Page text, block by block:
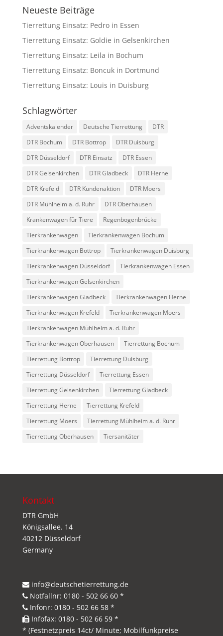
Neueste Beiträge
Tierrettung Einsatz: Pedro in Essen
Tierrettung Einsatz: Goldie in Gelsenkirchen
Tierrettung Einsatz: Leila in Bochum
Tierrettung Einsatz: Boncuk in Dortmund
Tierrettung Einsatz: Louis in Duisburg
Schlagwörter
Adventskalender Deutsche Tierrettung
DTR
DTR Bochum
DTR Bottrop
DTR Duisburg
DTR Düsseldorf
DTR Einsatz
DTR Essen
DTR Gelsenkirchen
DTR Gladbeck
DTR Herne
DTR Krefeld
DTR Kundenaktion
DTR Moers
DTR Mühlheim a. d. Ruhr
DTR Oberhausen
Krankenwagen für Tiere
Regenbogenbrücke
Tierkrankenwagen
Tierkrankenwagen Bochum
Tierkrankenwagen Bottrop
Tierkrankenwagen Duisburg
Tierkrankenwagen Düsseldorf
Tierkrankenwagen Essen
Tierkrankenwagen Gelsenkirchen
Tierkrankenwagen Gladbeck
Tierkrankenwagen Herne
Tierkrankenwagen Krefeld
Tierkrankenwagen Moers
Tierkrankenwagen Mühlheim a. d. Ruhr
Tierkrankenwagen Oberhausen
Tierrettung Bochum
Tierrettung Bottrop
Tierrettung Duisburg
Tierrettung Düsseldorf
Tierrettung Essen
Tierrettung Gelsenkirchen
Tierrettung Gladbeck
Tierrettung Herne
Tierrettung Krefeld
Tierrettung Moers
Tierrettung Mühlheim a. d. Ruhr
Tierrettung Oberhausen
Tiersanitäter
Kontakt
DTR GmbH
Königsallee. 14
40212 Düsseldorf
Germany
info@deutschetierrettung.de
Notfallnr: 0180 - 502 66 60 *
Infonr: 0180 - 502 66 58 *
Infofax: 0180 - 502 66 59 *
* (Festnetzpreis 14ct/ Minute; Mobilfunkpreise